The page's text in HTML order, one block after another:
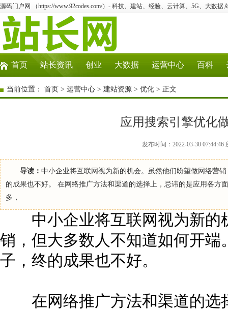
源码门户网 （https://www.92codes.com/）- 科技、建站、经验、云计算、5G、大数据,
首页 站长资讯 创业 大数据 运营中心 百科
当前位置： 首页 > 运营中心 > 建站资源 > 优化 > 正文
应用搜索引擎优化
发布时间：2022-03-30
导读： 中小企业将互联网视为新的机会。虽然他们盼望做网络营
的成果也不好。 在网络推广方法和渠道的选择上，忌讳的是应用各方
多，
中小企业将互联网视为新的
销，但大多数人不知道如何开
子，终的成果也不好。
在网络推广方法和渠道的选